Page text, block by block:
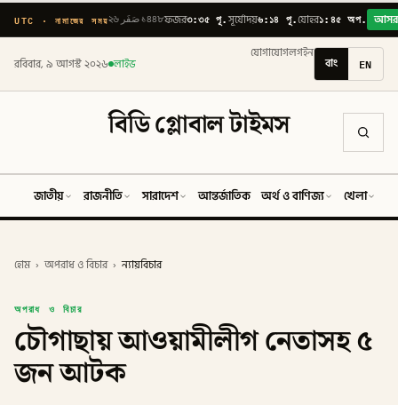
UTC · নামাজের সময় ২৬ صَفَر ১৪৪৮ফজর৩:৩৫ পূ.সূর্যোদয়৬:১৪ পূ.যোহর১:৪৫ অপ. আসর
রবিবার, ৯ আগস্ট ২০২৬ লাইভ
যোগাযোগলগইন
বাং EN
বিডি গ্লোবাল টাইমস
জাতীয় রাজনীতি সারাদেশ আন্তর্জাতিক অর্থ ও বাণিজ্য খেলা
হোম › অপরাধ ও বিচার › ন্যায়বিচার
অপরাধ ও বিচার
চৌগাছায় আওয়ামীলীগ নেতাসহ ৫
জন আটক